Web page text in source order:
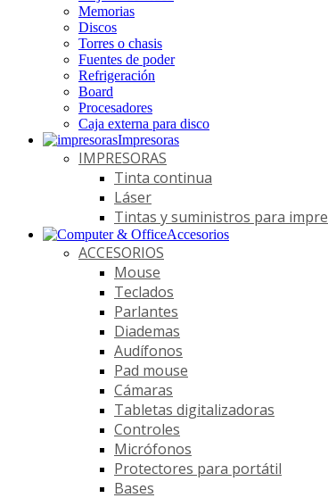
Memorias
Discos
Torres o chasis
Fuentes de poder
Refrigeración
Board
Procesadores
Caja externa para disco
Impresoras
IMPRESORAS
Tinta continua
Láser
Tintas y suministros para
Accesorios
ACCESORIOS
Mouse
Teclados
Parlantes
Diademas
Audífonos
Pad mouse
Cámaras
Tabletas digitalizadoras
Controles
Micrófonos
Protectores para portátil
Bases